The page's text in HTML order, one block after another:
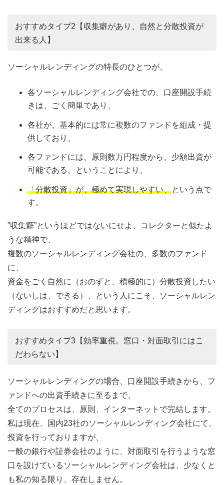
おすすめタイプ2【収集癖があり、自然と分散投資が
出来る人】
ソーシャルレンディングの特長のひとつが、
各ソーシャルレンディング会社での、口座開設手続
きは、ごく簡単であり、
各社が、基本的には常に複数のファンドを組成・提
供しており、
各ファンドには、原則数万円程度から、少額出資が
可能である、ということにより、
「分散投資」が、極めて実現しやすい、という点で
す。
”収集癖”というほどではないにせよ、コレクターと似たよ
うな精神で、
複数のソーシャルレンディング会社の、多数のファンド
に、
資金をごく自然に（おのずと、積極的に）分散投資したい
（ないしは、できる）、という人にこそ、ソーシャルレン
ディングはおすすめだと思います。
おすすめタイプ3【効率重視。窓口・対面取引にはこ
だわらない】
ソーシャルレンディングの場合、口座開設手続きから、フ
ァンドへの出資手続きに至るまで、
全てのプロセスは、原則、インターネットで完結します。
私は現在、国内23社のソーシャルレンディング会社にて、
投資を行っておりますが、
一般の銀行や証券会社のように、対面取引を行うような窓
口を設けているソーシャルレンディング会社は、少なくと
も私の知る限り、存在しません。